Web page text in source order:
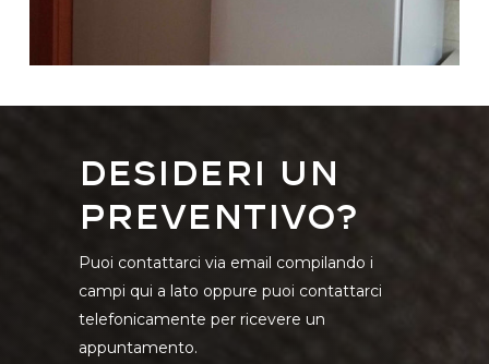
Desideri un
preventivo?
Puoi contattarci via email compilando i
campi qui a lato oppure puoi contattarci
telefonicamente per ricevere un
appuntamento.